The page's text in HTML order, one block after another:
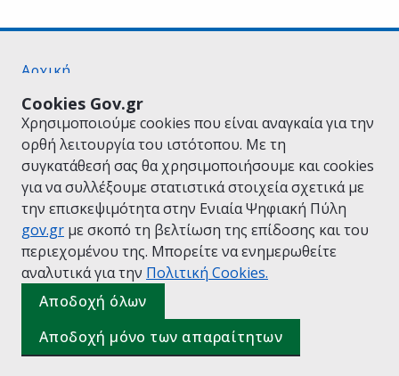
Ρωτήστε τον ψηφιακό βοηθό του
gov.gr
Cookies Gov.gr
Χρησιμοποιούμε cookies που είναι αναγκαία για την
ορθή λειτουργία του ιστότοπου. Με τη
συγκατάθεσή σας θα χρησιμοποιήσουμε και cookies
για να συλλέξουμε στατιστικά στοιχεία σχετικά με
την επισκεψιμότητα στην Ενιαία Ψηφιακή Πύλη
gov.gr με σκοπό τη βελτίωση της επίδοσης και του
περιεχομένου της. Μπορείτε να ενημερωθείτε
αναλυτικά για την Πολιτική Cookies.
Αποδοχή όλων
Αποδοχή μόνο των απαραίτητων
Αρχική
Όροι Χρήσης
Πολιτική Απορρήτου
Δήλωση προσβασιμότητας
Πολιτική cookies
Προτάσεις για το gov.gr
Υλοποίηση από το Υπουργείο Ψηφιακής
Διακυβέρνησης
Ελληνικά | Αγγλικά